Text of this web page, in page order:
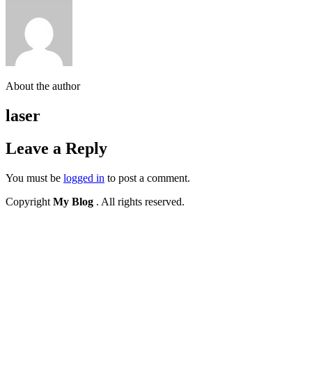
About the author
laser
Leave a Reply
You must be logged in to post a comment.
Copyright My Blog . All rights reserved.